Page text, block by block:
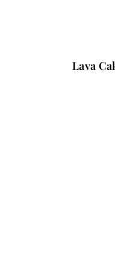
Lava